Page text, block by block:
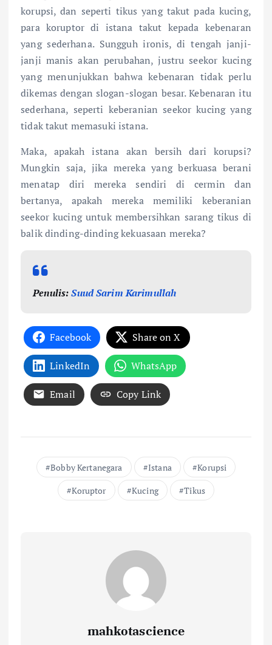
korupsi, dan seperti tikus yang takut pada kucing,
para koruptor di istana takut kepada kebenaran
yang sederhana. Sungguh ironis, di tengah janji-
janji manis akan perubahan, justru seekor kucing
yang menunjukkan bahwa kebenaran tidak perlu
dikemas dengan slogan-slogan besar. Kebenaran itu
sederhana, seperti keberanian seekor kucing yang
tidak takut memasuki istana.
Maka, apakah istana akan bersih dari korupsi?
Mungkin saja, jika mereka yang berkuasa berani
menatap diri mereka sendiri di cermin dan
bertanya, apakah mereka memiliki keberanian
seekor kucing untuk membersihkan sarang tikus di
balik dinding-dinding kekuasaan mereka?
Penulis:Suud Sarim Karimullah
Facebook Share on X
LinkedIn WhatsApp
Email Copy Link
Bobby Kertanegara Istana
Korupsi
Koruptor
Kucing Tikus
mahkotascience